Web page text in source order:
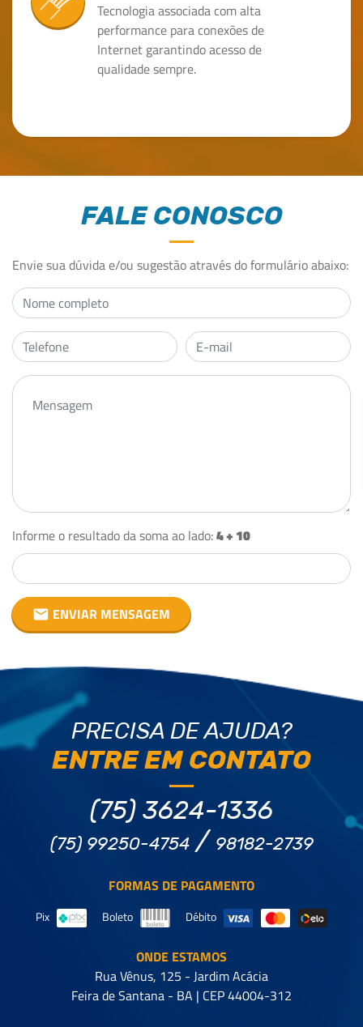
Tecnologia associada com alta
performance para conexões de
Internet garantindo acesso de
qualidade sempre.
FALE CONOSCO
Envie sua dúvida e/ou sugestão através do formulário abaixo:
Informe o resultado da soma ao lado:
email ENVIAR MENSAGEM
PRECISA DE AJUDA?
ENTRE EM CONTATO
(75) 3624-1336
/
FORMAS DE PAGAMENTO
Pix Boleto Débito
ONDE ESTAMOS
Rua Vênus, 125 - Jardim Acácia
Feira de Santana - BA | CEP 44004-312